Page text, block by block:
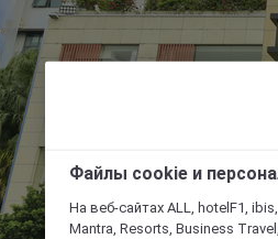
Файлы cookie и
На веб-сайтах ALL, hotelF1,
Mantra, Resorts, Business